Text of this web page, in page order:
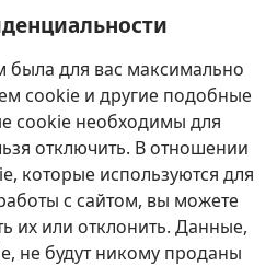
была для вас максимально
cookie и другие подобные
cookie необходимы для
отключить. В отношении
которые используются для
с сайтом, вы можете
их или отклонить. Данные,
не будут никому проданы
башни